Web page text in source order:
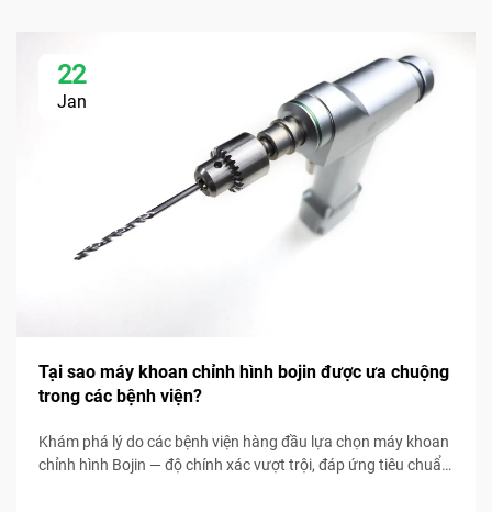
22
Jan
Tại sao máy khoan chỉnh hình bojin được ưa chuộng
trong các bệnh viện?
Khám phá lý do các bệnh viện hàng đầu lựa chọn máy khoan
chỉnh hình Bojin — độ chính xác vượt trội, đáp ứng tiêu chuẩn